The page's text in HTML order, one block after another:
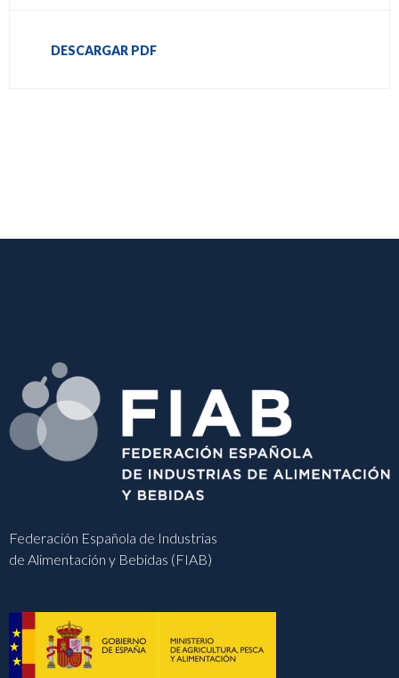
DESCARGAR PDF
Federación Española de Industrias
de Alimentación y Bebidas (FIAB)